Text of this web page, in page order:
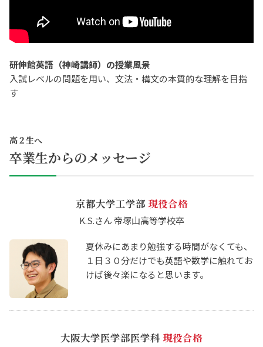
研伸館英語（神崎講師）の授業風景
入試レベルの問題を用い、文法・構文の本質的な理解を目指
す
高２生へ
卒業生からのメッセージ
京都大学工学部 現役合格
K.S.さん 帝塚山高等学校卒
夏休みにあまり勉強する時間がなくても、
１日３０分だけでも英語や数学に触れてお
けば後々楽になると思います。
大阪大学医学部医学科 現役合格